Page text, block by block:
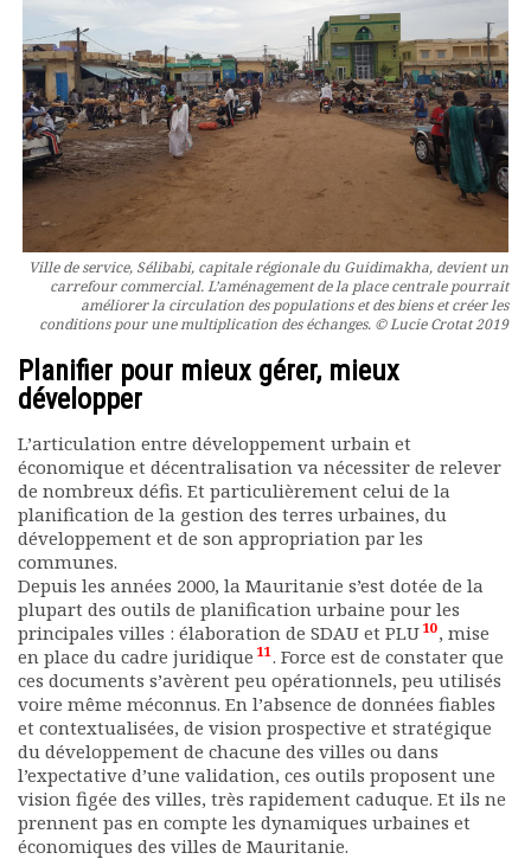
Ville de service, Sélibabi, capitale régionale du Guidimakha, devient un
carrefour commercial. L’aménagement de la place centrale pourrait
améliorer la circulation des populations et des biens et créer les
conditions pour une multiplication des échanges. © Lucie Crotat 2019
Planifier pour mieux gérer, mieux
développer
L’articulation entre développement urbain et
économique et décentralisation va nécessiter de relever
de nombreux défis. Et particulièrement celui de la
planification de la gestion des terres urbaines, du
développement et de son appropriation par les
communes.
Depuis les années 2000, la Mauritanie s’est dotée de la
plupart des outils de planification urbaine pour les
principales villes : élaboration de SDAU et PLU 10 , mise
en place du cadre juridique 11. Force est de constater que
ces documents s’avèrent peu opérationnels, peu utilisés
voire même méconnus. En l’absence de données fiables
et contextualisées, de vision prospective et stratégique
du développement de chacune des villes ou dans
l’expectative d’une validation, ces outils proposent une
vision figée des villes, très rapidement caduque. Et ils ne
prennent pas en compte les dynamiques urbaines et
économiques des villes de Mauritanie.